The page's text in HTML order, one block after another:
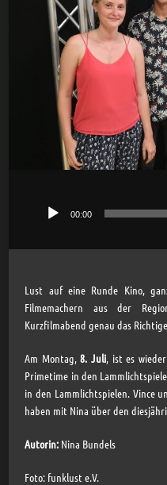
Player
00:00
Lust auf eine Runde Kino,
Filmemachern aus der
Kurzfilmabend genau das
Am Montag,8. Juli, ist es
Primetime in den
in den Lammlichtspielen. Vince
haben mit Nina über den
Autorin: Nina Bundels
Foto: funklust e.V.